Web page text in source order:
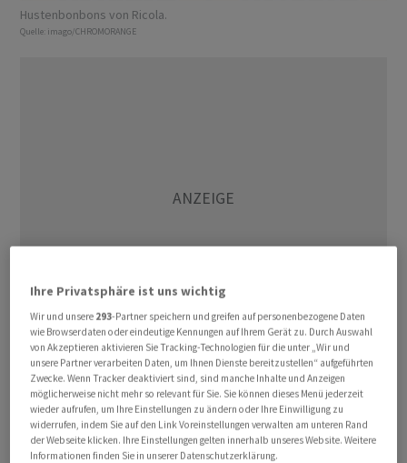
Hustenbonbons von Ricola.
Quelle: imago/CHROMORANGE
«Wir reichen keine Klage ein wie andere, haben nun aber
Rückforderungen an die US-Zollbehörden gestellt»,
sagt Ricola-Chef Thomas Meier in einem Interview mit
dem «Blick» vom Samstag.
Ihre Privatsphäre ist uns wichtig
Wir und unsere 293-Partner speichern und greifen auf personenbezogene Daten
wie Browserdaten oder eindeutige Kennungen auf Ihrem Gerät zu. Durch Auswahl
von Akzeptieren aktivieren Sie Tracking-Technologien für die unter „Wir und
unsere Partner verarbeiten Daten, um Ihnen Dienste bereitzustellen“ aufgeführten
Zwecke. Wenn Tracker deaktiviert sind, sind manche Inhalte und Anzeigen
möglicherweise nicht mehr so relevant für Sie. Sie können dieses Menü jederzeit
wieder aufrufen, um Ihre Einstellungen zu ändern oder Ihre Einwilligung zu
widerrufen, indem Sie auf den Link Voreinstellungen verwalten am unteren Rand
der Webseite klicken. Ihre Einstellungen gelten innerhalb unseres Website. Weitere
Informationen finden Sie in unserer Datenschutzerklärung.